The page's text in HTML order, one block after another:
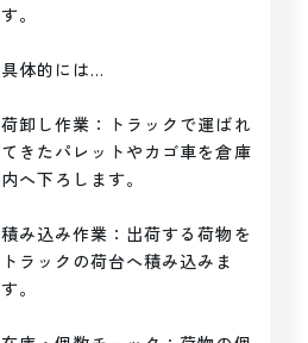
す。
具体的には…
荷卸し作業：トラックで運ばれ
てきたパレットやカゴ車を倉庫
内へ下ろします。
積み込み作業：出荷する荷物を
トラックの荷台へ積み込みま
す。